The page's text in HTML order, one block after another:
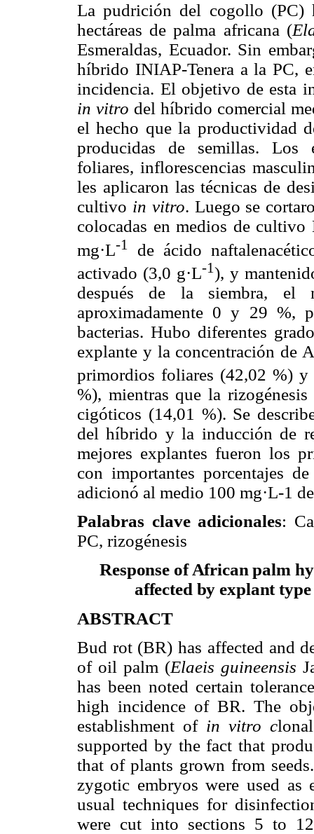
La pudrición del cogollo (PC)
hectáreas de palma africana (
Esmeraldas, Ecuador. Sin
híbrido INIAP-Tenera a la PC,
incidencia. El objetivo de esta
in vitro del híbrido comercial
el hecho que la productividad
producidas de semillas. Los
foliares, inflorescencias
les aplicaron las técnicas de
cultivo in vitro. Luego se
colocadas en medios de
mg·L-1
de ácido
activado (3,0 g·L-1), y
después de la siembra, el
aproximadamente 0 y 29 %,
bacterias. Hubo diferentes
explante y la concentración de
primordios foliares (42,02 %) y
%), mientras que la
cigóticos (14,01 %). Se
del híbrido y la inducción de
mejores explantes fueron los
con importantes porcentajes
adicionó al medio 100 mg·L-1
Palabras clave adicionales:
PC, rizogénesis
Response of African palm
affected by explant
ABSTRACT
Bud rot (BR) has affected and
of oil palm (Elaeis guineensis
has been noted certain
high incidence of BR. The
establishment of in vitro c
supported by the fact that
that of plants grown from
zygotic embryos were used
usual techniques for
were cut into sections 5 to